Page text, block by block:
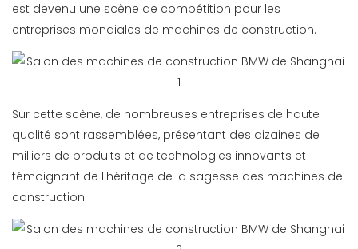
est devenu une scène de compétition pour les
entreprises mondiales de machines de construction.
Sur cette scène, de nombreuses entreprises de haute
qualité sont rassemblées, présentant des dizaines de
milliers de produits et de technologies innovants et
témoignant de l'héritage de la sagesse des machines de
construction.